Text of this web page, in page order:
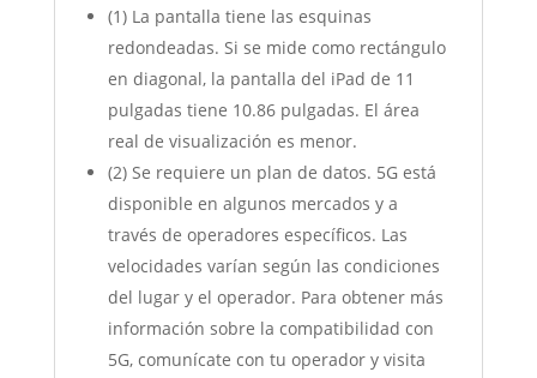
(1) La pantalla tiene las esquinas
redondeadas. Si se mide como rectángulo
en diagonal, la pantalla del iPad de 11
pulgadas tiene 10.86 pulgadas. El área
real de visualización es menor.
(2) Se requiere un plan de datos. 5G está
disponible en algunos mercados y a
través de operadores específicos. Las
velocidades varían según las condiciones
del lugar y el operador. Para obtener más
información sobre la compatibilidad con
5G, comunícate con tu operador y visita